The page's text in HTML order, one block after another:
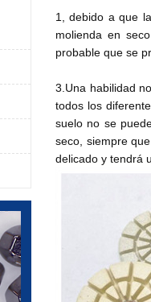
1, debido a que
molienda en
probable que se
3.Una habilidad
todos los
suelo no se
seco, siempre
delicado y tendrá